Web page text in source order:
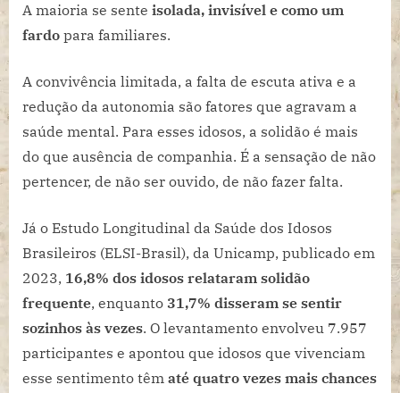
A maioria se sente isolada, invisível e como um
fardo para familiares.
A convivência limitada, a falta de escuta ativa e a
redução da autonomia são fatores que agravam a
saúde mental. Para esses idosos, a solidão é mais
do que ausência de companhia. É a sensação de não
pertencer, de não ser ouvido, de não fazer falta.
Já o Estudo Longitudinal da Saúde dos Idosos
Brasileiros (ELSI-Brasil), da Unicamp, publicado em
2023, 16,8% dos idosos relataram solidão
frequente, enquanto 31,7% disseram se sentir
sozinhos às vezes. O levantamento envolveu 7.957
participantes e apontou que idosos que vivenciam
esse sentimento têm até quatro vezes mais chances